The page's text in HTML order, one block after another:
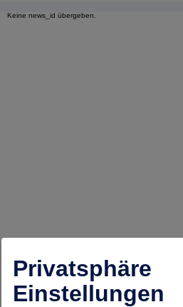
Keine news_id übergeben.
Privatsphäre
Einstellungen